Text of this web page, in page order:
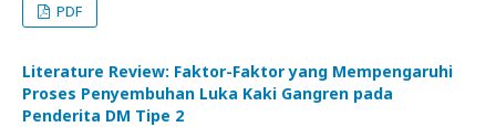
PDF
Literature Review: Faktor-Faktor yang Mempengaruhi
Proses Penyembuhan Luka Kaki Gangren pada
Penderita DM Tipe 2